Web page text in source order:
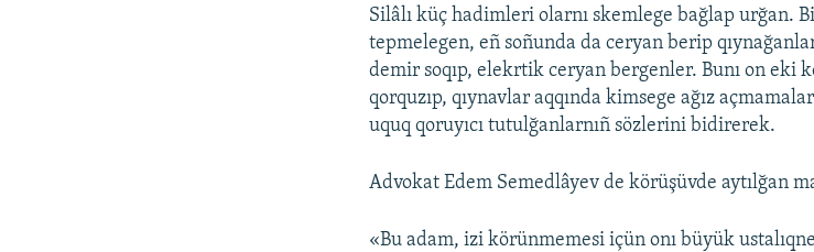
Silâlı küç hadimleri olarnı skemlege bağlap urğan.
tepmelegen, eñ soñunda da ceryan berip
demir soqıp, elekrtik ceryan bergenler. Bunı on eki
qorquzıp, qıynavlar aqqında kimsege ağız
uquq qoruyıcı tutulğanlarnıñ sözlerini bidirerek.
Advokat Edem Semedlâyev de körüşüvde aytılğan
«Bu adam, izi körünmemesi içün onı büyük